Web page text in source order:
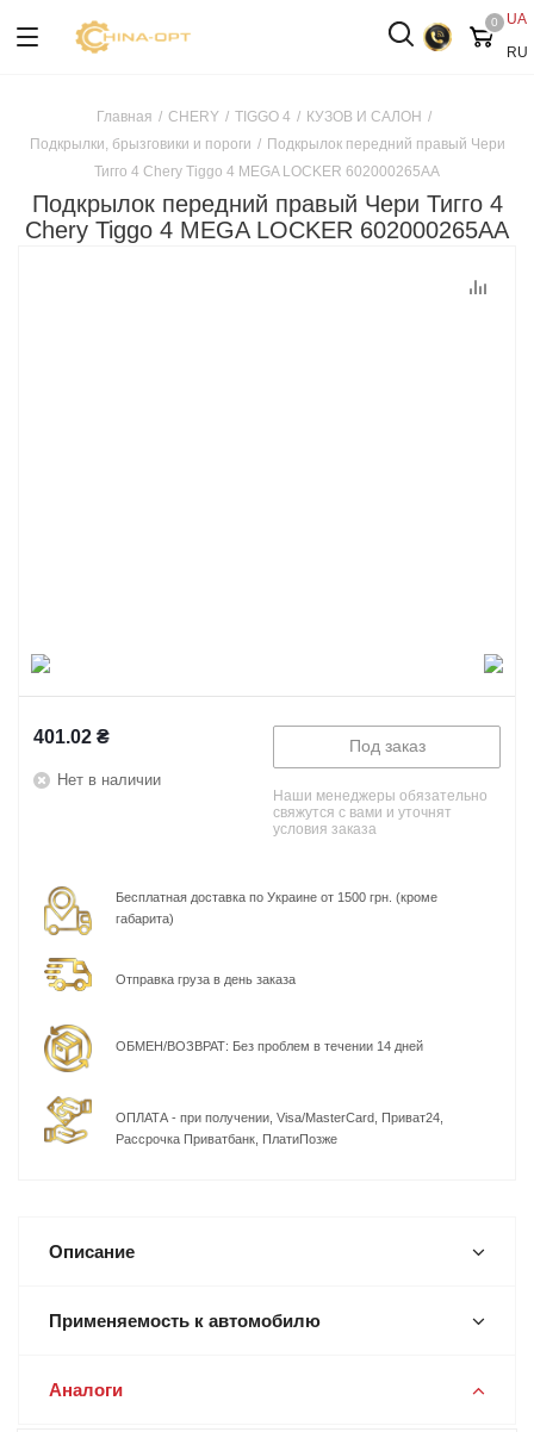
UA
RU
0
Главная / CHERY / TIGGO 4 / КУЗОВ И САЛОН /
Подкрылки, брызговики и пороги / Подкрылок передний правый Чери
Тигго 4 Chery Tiggo 4 MEGA LOCKER 602000265AA
Подкрылок передний правый Чери Тигго 4
Chery Tiggo 4 MEGA LOCKER 602000265AA
401.02 ₴
Нет в наличии
Под заказ
Наши менеджеры обязательно
свяжутся с вами и уточнят
условия заказа
Бесплатная доставка по Украине от 1500 грн. (кроме
габарита)
Отправка груза в день заказа
ОБМЕН/ВОЗВРАТ: Без проблем в течении 14 дней
ОПЛАТА - при получении, Visa/MasterCard, Приват24,
Рассрочка Приватбанк, ПлатиПозже
Описание
Применяемость к автомобилю
Аналоги